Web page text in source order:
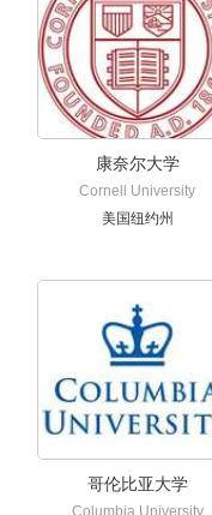
康奈尔大学
Cornell University
美国纽约州
哥伦比亚大学
Columbia University